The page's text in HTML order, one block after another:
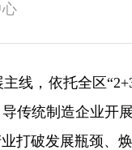
线，依托全区
传统制造企业开
打破发展瓶颈、